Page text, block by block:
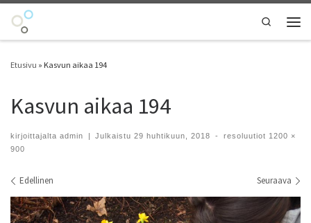
Skip to content
Search
Etusivu » Kasvun aikaa 194
Kasvun aikaa 194
kirjoittajalta admin | Julkaistu29 huhtikuun, 2018 - resoluutiot 1200 ×
900
Kuvien navigointi
Edellinen Seuraava